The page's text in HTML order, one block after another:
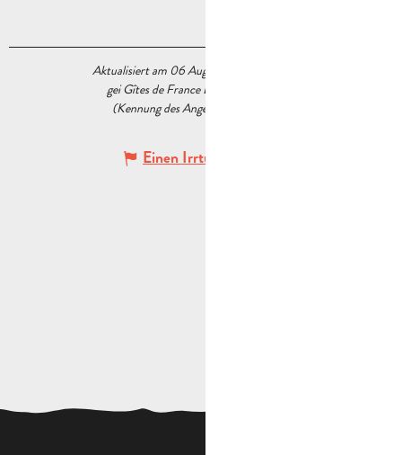
Aktualisiert am 06 August 2026 Um 07:48
gei Gîtes de France Bouches du Rhône
(Kennung des Angebots :
Einen Irrtum angeben